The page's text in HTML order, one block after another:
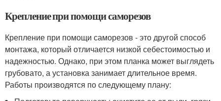
Крепление при помощи саморезов
Крепление при помощи саморезов - это другой способ
монтажа, который отличается низкой себестоимостью и
надежностью. Однако, при этом планка может выглядеть
грубовато, а установка занимает длительное время.
Работы производятся по следующему плану: